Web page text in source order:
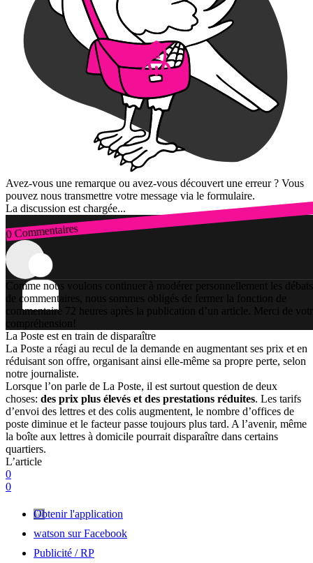
Avez-vous une remarque ou avez-vous découvert une erreur ? Vous
pouvez nous transmettre votre message via le formulaire.
La discussion est chargée...
0 Commentaires
Connexion
Comme nous voulons continuer à modérer personnellement les débats
de commentaires, nous sommes obligés de fermer la fonction de
commentaire 72 heures après la publication d’un article. Merci de
compréhension!
La Poste est en train de disparaître
La Poste a réagi au recul de la demande en augmentant ses prix et en
réduisant son offre, organisant ainsi elle-même sa propre perte, selon
notre journaliste.
Lorsque l’on parle de La Poste, il est surtout question de deux
choses: des prix plus élevés et des prestations réduites. Les tarifs
d’envoi des lettres et des colis augmentent, le nombre d’offices de
poste diminue et le facteur passe toujours plus tard. A l’avenir, même
la boîte aux lettres à domicile pourrait disparaître dans certains
quartiers.
L’article
0
0
Obtenir l'application
watson sur Facebook
Publicité / RP